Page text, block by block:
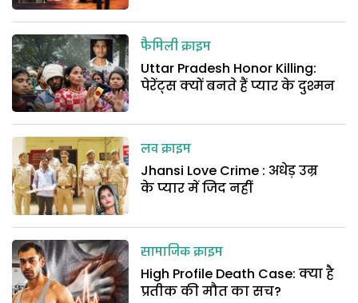
फैमिली क्राइम
Uttar Pradesh Honor Killing:
पेरेंट्स क्यों बनते हैं प्यार के दुश्मन
लव क्राइम
Jhansi Love Crime : अधेड़ उम्र
के प्यार में जिद नहीं
सामाजिक क्राइम
High Profile Death Case: क्या है
प्रतीक की मौत का सच?